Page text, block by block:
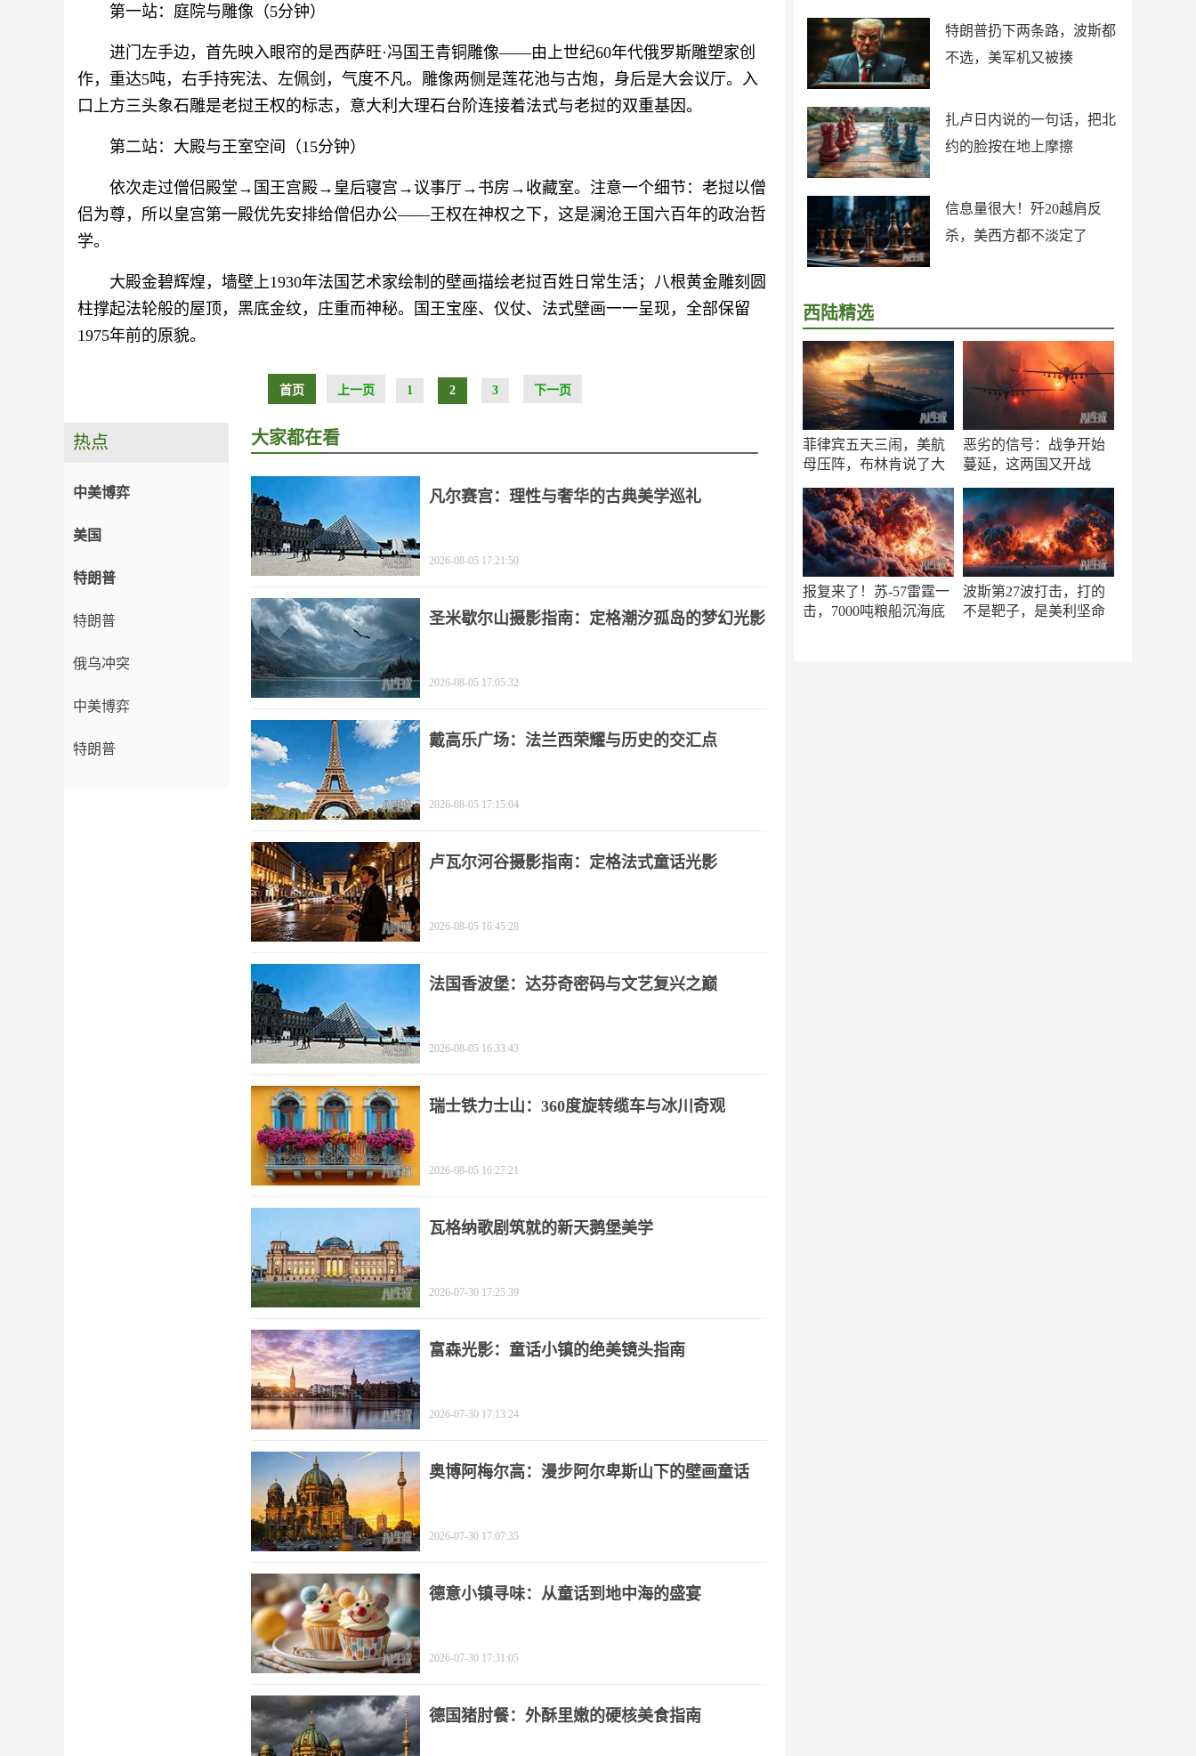
第一站：庭院与雕像（5分钟）
进门左手边，首先映入眼帘的是西萨旺·冯国王青铜雕像——由上世纪60年代俄罗斯雕塑家创
作，重达5吨，右手持宪法、左佩剑，气度不凡。雕像两侧是莲花池与古炮，身后是大会议厅。入
口上方三头象石雕是老挝王权的标志，意大利大理石台阶连接着法式与老挝的双重基因。
第二站：大殿与王室空间（15分钟）
依次走过僧侣殿堂→国王宫殿→皇后寝宫→议事厅→书房→收藏室。注意一个细节：老挝以僧
侣为尊，所以皇宫第一殿优先安排给僧侣办公——王权在神权之下，这是澜沧王国六百年的政治哲
学。
大殿金碧辉煌，墙壁上1930年法国艺术家绘制的壁画描绘老挝百姓日常生活；八根黄金雕刻圆
柱撑起法轮般的屋顶，黑底金纹，庄重而神秘。国王宝座、仪仗、法式壁画一一呈现，全部保留
1975年前的原貌。
首页 上一页 1 2 3 下一页
特朗普扔下两条路，波斯都
不选，美军机又被揍
扎卢日内说的一句话，把北
约的脸按在地上摩擦
信息量很大！歼20越肩反
杀，美西方都不淡定了
西陆精选
菲律宾五天三闹，美航
母压阵，布林肯说了大
恶劣的信号：战争开始
蔓延，这两国又开战
报复来了！苏-57雷霆一
击，7000吨粮船沉海底
波斯第27波打击，打的
不是靶子，是美利坚命
热点
中美博弈
美国
特朗普
特朗普
俄乌冲突
中美博弈
特朗普
大家都在看
凡尔赛宫：理性与奢华的古典美学巡礼
2026-08-05 17:21:50
圣米歇尔山摄影指南：定格潮汐孤岛的梦幻光影
2026-08-05 17:05:32
戴高乐广场：法兰西荣耀与历史的交汇点
2026-08-05 17:15:04
卢瓦尔河谷摄影指南：定格法式童话光影
2026-08-05 16:45:28
法国香波堡：达芬奇密码与文艺复兴之巅
2026-08-05 16:33:43
瑞士铁力士山：360度旋转缆车与冰川奇观
2026-08-05 16:27:21
瓦格纳歌剧筑就的新天鹅堡美学
2026-07-30 17:25:39
富森光影：童话小镇的绝美镜头指南
2026-07-30 17:13:24
奥博阿梅尔高：漫步阿尔卑斯山下的壁画童话
2026-07-30 17:07:35
德意小镇寻味：从童话到地中海的盛宴
2026-07-30 17:31:05
德国猪肘餐：外酥里嫩的硬核美食指南